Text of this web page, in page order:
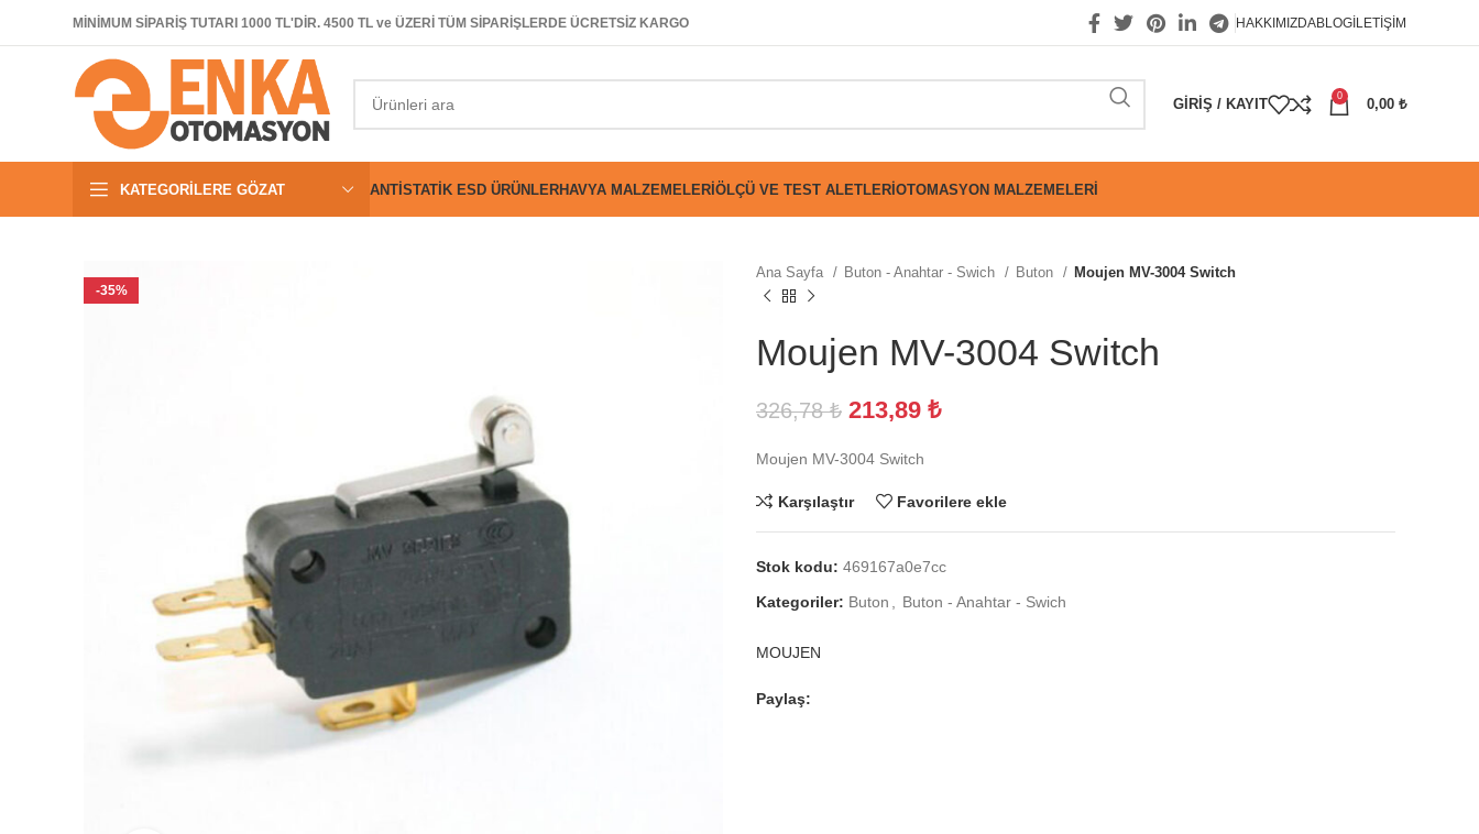
MİNİMUM SİPARİŞ TUTARI 1000 TL'DİR. 4500 TL ve ÜZERİ TÜM SİPARİŞLERDE ÜCRETSİZ KARGO HAKKIMIZDABLOGİLETIŞIM
GIRIŞ / KAYIT
0
0,00 ₺
KATEGORILERE GÖZAT ANTISTATIK ESD ÜRÜNLERHAVYA MALZEMELERIÖLÇÜ VE TEST ALETLERIOTOMASYON MALZEMELERI
-35%
Ana Sayfa Buton - Anahtar - Swich Buton Moujen MV-3004 Switch
Moujen MV-3004 Switch
326,78₺ 213,89 ₺
Moujen MV-3004 Switch
Karşılaştır Favorilere ekle
Stok kodu: 469167a0e7cc
Kategoriler: Buton Buton - Anahtar - Swich
MOUJEN
Paylaş: